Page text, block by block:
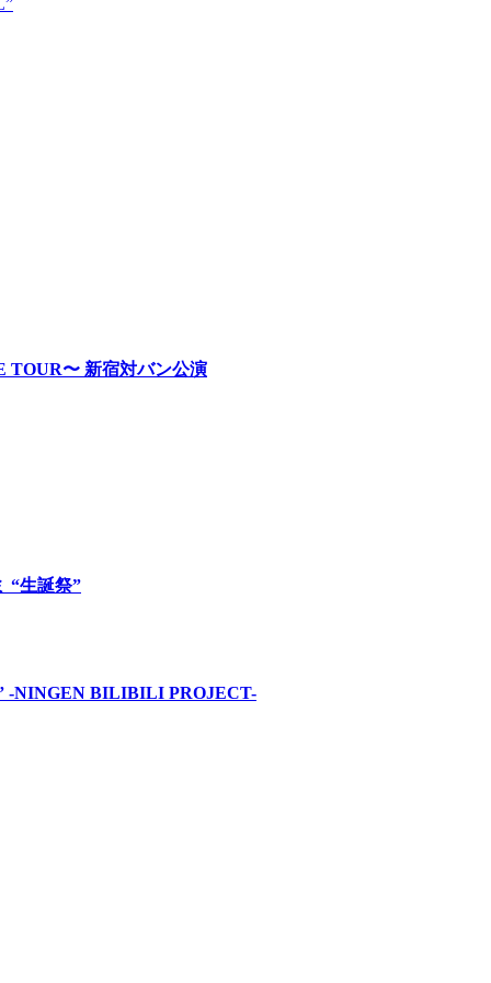
TOUR〜 新宿対バン公演
“生誕祭”
-NINGEN BILIBILI PROJECT-